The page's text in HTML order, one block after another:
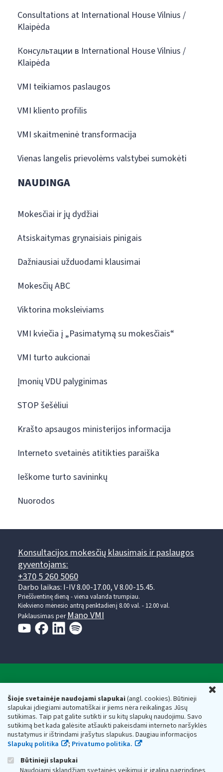
Šioje svetainėje naudojami slapukai(angl. cookies). Būtinieji
slapukai įdiegiami automatiškai ir jiems nėra reikalingas Jūsų
sutikimas. Taip pat galite sutikti ir su kitų slapukų naudojimu. Savo
sutikimą bet kada galėsite atšaukti pakeisdami interneto naršyklės
nustatymus ir ištrindami įrašytus slapukus. Daugiau informacijos
Slapukų politika
; Privatumo politika.
Būtinieji slapukai
Consultations at International House Vilnius /
Klaipėda
Консультации в International House Vilnius /
Klaipėda
VMI teikiamos paslaugos
VMI kliento profilis
VMI skaitmeninė transformacija
Vienas langelis prievolėms valstybei sumokėti
NAUDINGA
Mokesčiai ir jų dydžiai
Atsiskaitymas grynaisiais pinigais
Dažniausiai užduodami klausimai
Mokesčių ABC
Viktorina moksleiviams
VMI kviečia į „Pasimatymą su mokesčiais“
VMI turto aukcionai
Įmonių VDU palyginimas
STOP šešėliui
Krašto apsaugos ministerijos informacija
Interneto svetainės atitikties paraiška
Ieškome turto savininkų
Nuorodos
Konsultacijos mokesčių klausimais ir paslaugos
gyventojams:
+370 5 260 5060
Darbo laikas: I-IV 8.00-17.00, V 8.00-15.45.
Prieššventinę dieną - viena valanda trumpiau.
Kiekvieno mėnesio antrą penktadienį 8.00 val. - 12.00 val.
Paklausimas perMano VMI
Valstybinė mokesčių inspekcija prie Lietuvos
Respublikos finansų ministerijos
Biudžetinė įstaiga. Juridinio asmens kodas — 188659752,
adresas: Vasario 16-osios g. 14, 01107 Vilnius, Lietuva, el.paštas:
vmi@vmi.lt , E. pristatymo dėžutės adresas 188659752
Duomenys apie Valstybinę mokesčių inspekciją prie Lietuvos
Respublikos finansų ministerijos kaupiami ir saugomi Juridinių